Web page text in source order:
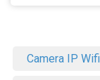
Camera IP